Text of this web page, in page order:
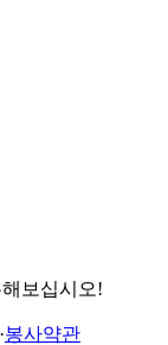
보십시오!
·봉사약관